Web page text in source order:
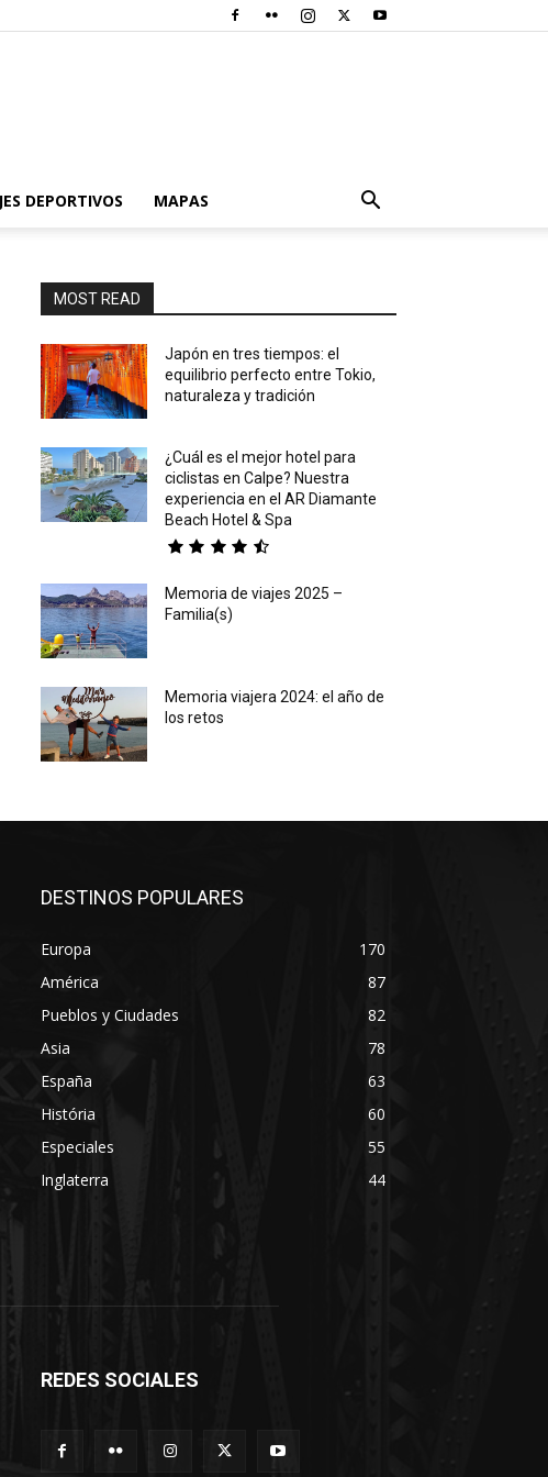
DEPORTIVOS MAPAS
MOST READ
Japón en tres tiempos: el
equilibrio perfecto entre Tokio,
naturaleza y tradición
¿Cuál es el mejor hotel para
ciclistas en Calpe? Nuestra
experiencia en el AR Diamante
Beach Hotel & Spa
Memoria de viajes 2025 –
Familia(s)
Memoria viajera 2024: el año de
los retos
DESTINOS POPULARES
Europa
170
América
87
Pueblos y Ciudades
82
Asia
78
España
63
História
60
Especiales
55
Inglaterra
44
REDES SOCIALES